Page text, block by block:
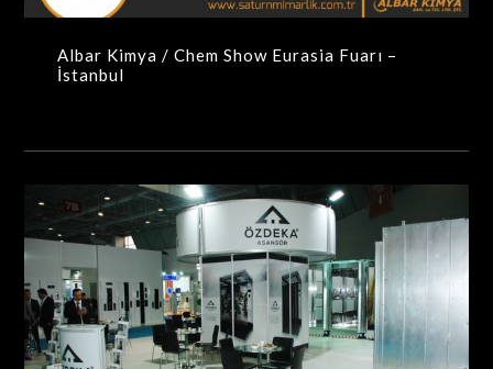
Albar Kimya / Chem Show Eurasia Fuarı –
İstanbul